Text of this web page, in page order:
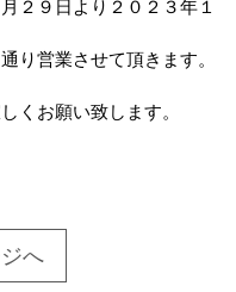
２９日より２０２３年１
り営業させて頂きます。
くお願い致します。
へ